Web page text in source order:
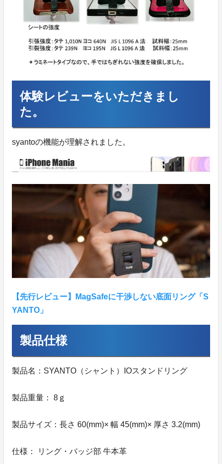
体験レビューをいただきまし
た。
syantoの機能が理解されました。
【先行レビュー】MagSafeに干渉しない底面リング「S
YANTO」
製品仕様
製品名：SYANTO（シャント）IOスタンドリング
製品重量： 8ｇ
製品サイズ：長さ 60(mm)× 幅 45(mm)× 厚さ 3.2(mm)
仕様： リング・バッジ部 牛本革